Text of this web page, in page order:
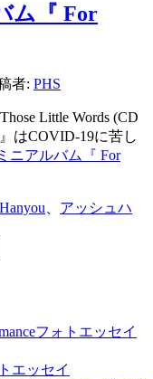
ム『 For
者: PHS
Little Words (CD
はCOVID-19に苦し
ニアルバム『 For
アッシュハ
フォトエッセイ
エッセイ